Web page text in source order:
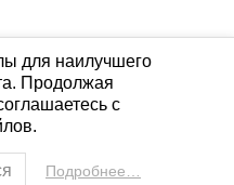
для наилучшего
Продолжая
с
Подробнее…